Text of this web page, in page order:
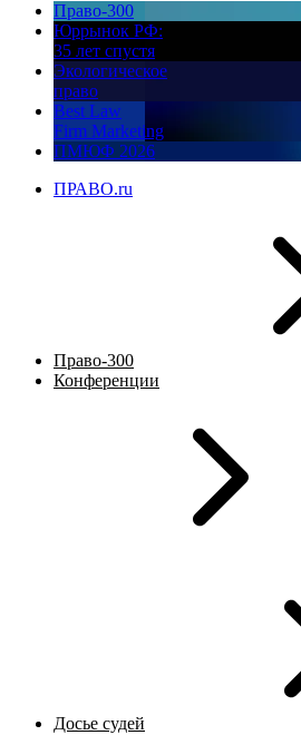
Право-300
Юррынок РФ:
35 лет спустя
Экологическое
право
Best Law
Firm Marketing
ПМЮФ 2026
ПРАВО.ru
Право-300
Конференции
Досье судей